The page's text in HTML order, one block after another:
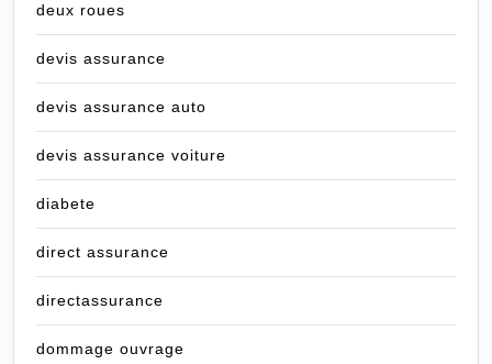
deux roues
devis assurance
devis assurance auto
devis assurance voiture
diabete
direct assurance
directassurance
dommage ouvrage